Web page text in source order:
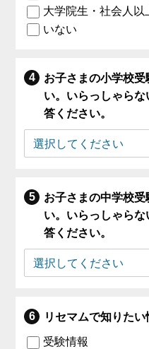
大学院生・社会人以
いない
お子さまの小学校
い。いらっしゃら
答ください。
お子さまの中学校
い。いらっしゃら
答ください。
リセマムで知りたい
受験情報